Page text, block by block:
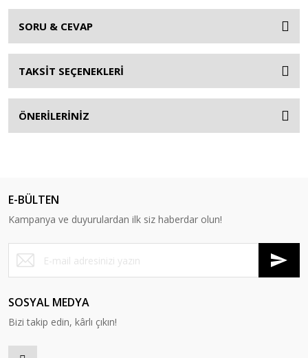
SORU & CEVAP
TAKSİT SEÇENEKLERİ
ÖNERİLERİNİZ
E-BÜLTEN
Kampanya ve duyurulardan ilk siz haberdar olun!
SOSYAL MEDYA
Bizi takip edin, kârlı çıkın!